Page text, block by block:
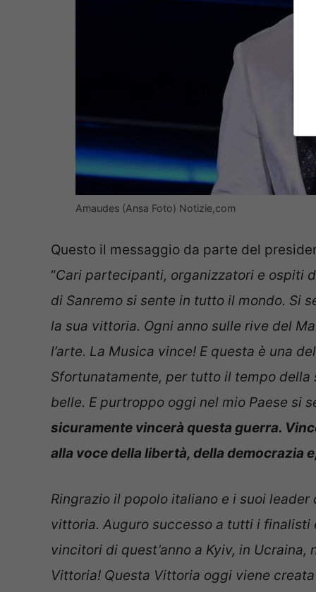
Amaudes (Ansa Foto) Notizie,com
Questo il messaggio da parte del
“Cari partecipanti, organizzatori e ospiti
di Sanremo si sente in tutto il mondo. Si
la sua vittoria. Ogni anno sulle rive del
l’arte. La Musica vince! E questa è una
Sfortunatamente, per tutto il tempo della
belle. E purtroppo oggi nel mio Paese si
sicuramente vincerà questa guerra.
alla voce della libertà, della democrazia
Ringrazio il popolo italiano e i suoi
vittoria. Auguro successo a tutti i
vincitori di quest’anno a Kyiv, in
Vittoria! Questa Vittoria oggi viene